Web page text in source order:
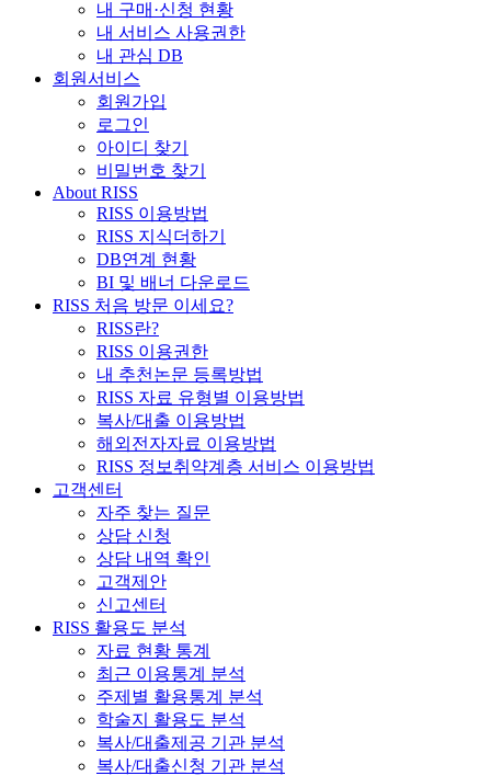
내 구매·신청 현황
내 서비스 사용권한
내 관심 DB
회원서비스
회원가입
로그인
아이디 찾기
비밀번호 찾기
About RISS
RISS 이용방법
RISS 지식더하기
DB연계 현황
BI 및 배너 다운로드
RISS 처음 방문 이세요?
RISS란?
RISS 이용권한
내 추천논문 등록방법
RISS 자료 유형별 이용방법
복사/대출 이용방법
해외전자자료 이용방법
RISS 정보취약계층 서비스 이용방법
고객센터
자주 찾는 질문
상담 신청
상담 내역 확인
고객제안
신고센터
RISS 활용도 분석
자료 현황 통계
최근 이용통계 분석
주제별 활용통계 분석
학술지 활용도 분석
복사/대출제공 기관 분석
복사/대출신청 기관 분석